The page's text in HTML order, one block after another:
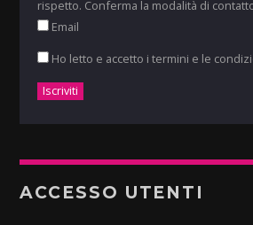
rispetto. Conferma la modalità di
Email
Ho letto e accetto i termini e le
ACCESSO UTENTI